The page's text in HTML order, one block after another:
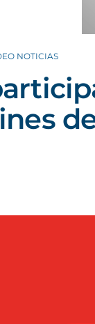
NOTICIAS